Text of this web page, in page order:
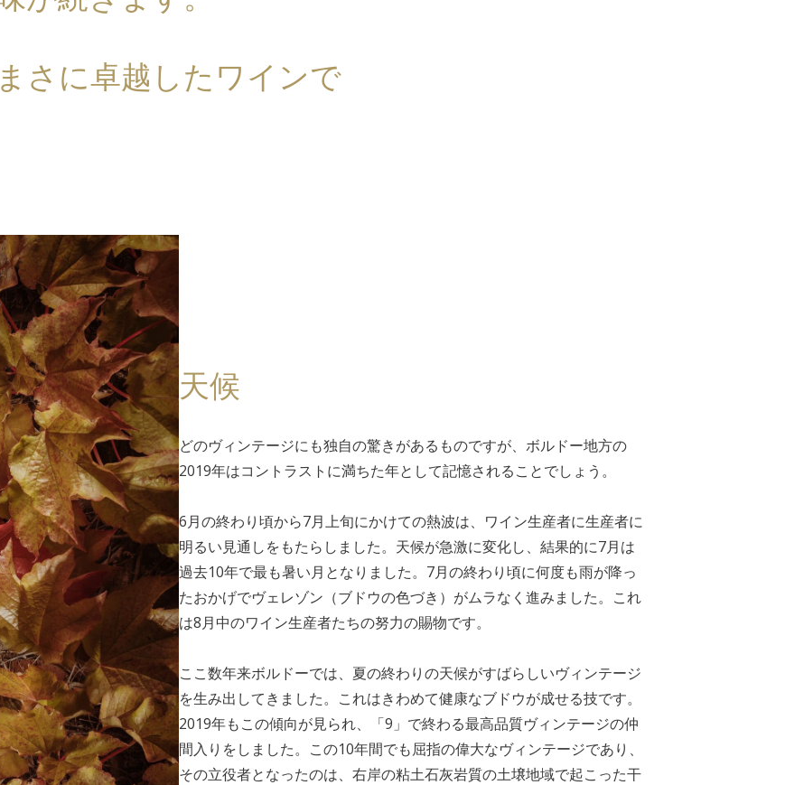
さに卓越したワインで
天候
どのヴィンテージにも独自の驚きがあるものですが、ボルドー地方の
2019年はコントラストに満ちた年として記憶されることでしょう。
6月の終わり頃から7月上旬にかけての熱波は、ワイン生産者に生産者に
明るい見通しをもたらしました。天候が急激に変化し、結果的に7月は
過去10年で最も暑い月となりました。7月の終わり頃に何度も雨が降っ
たおかげでヴェレゾン（ブドウの色づき）がムラなく進みました。これ
は8月中のワイン生産者たちの努力の賜物です。
ここ数年来ボルドーでは、夏の終わりの天候がすばらしいヴィンテージ
を生み出してきました。これはきわめて健康なブドウが成せる技です。
2019年もこの傾向が見られ、「9」で終わる最高品質ヴィンテージの仲
間入りをしました。この10年間でも屈指の偉大なヴィンテージであり、
その立役者となったのは、右岸の粘土石灰岩質の土壌地域で起こった干